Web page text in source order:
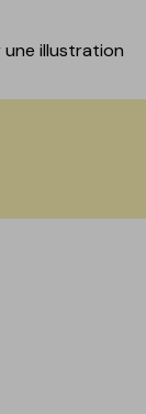
une illustration